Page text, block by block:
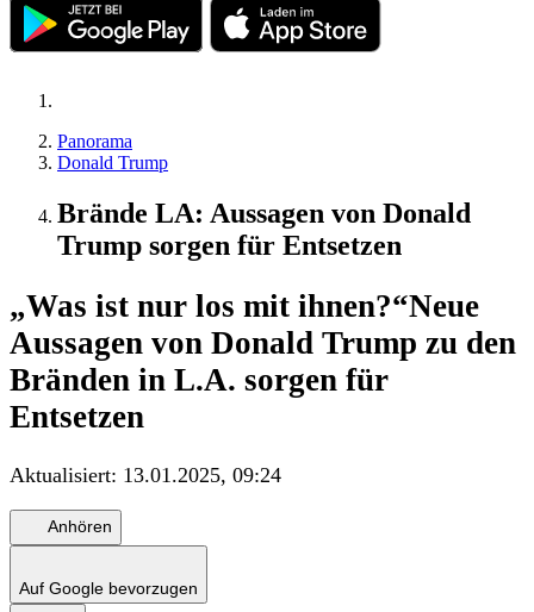
Panorama
Donald Trump
Brände LA: Aussagen von Donald
Trump sorgen für Entsetzen
„Was ist nur los mit ihnen?“Neue
Aussagen von Donald Trump zu den
Bränden in L.A. sorgen für
Entsetzen
Aktualisiert: 13.01.2025, 09:24
Anhören
Auf Google bevorzugen